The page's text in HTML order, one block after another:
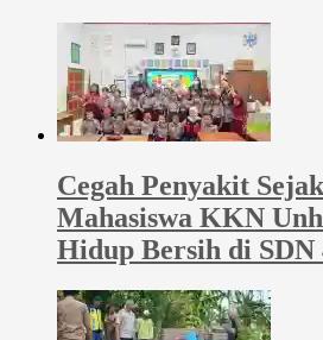
Cegah Penyakit
Mahasiswa KKN
Hidup Bersih di